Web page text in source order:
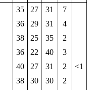
35 27 31
7
36 29 31
4
38 25 35
2
36 22 40
3
40 27 31 2
<1
38 30 30
2